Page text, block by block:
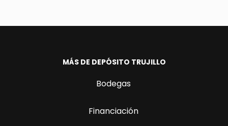
MÁS DE DEPÓSITO TRUJILLO
Bodegas
Financiación